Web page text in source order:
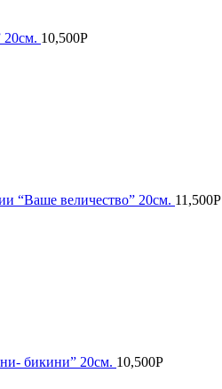
20см. 10,500Р
“Ваше величество” 20см. 11,500Р
бикини” 20см. 10,500Р